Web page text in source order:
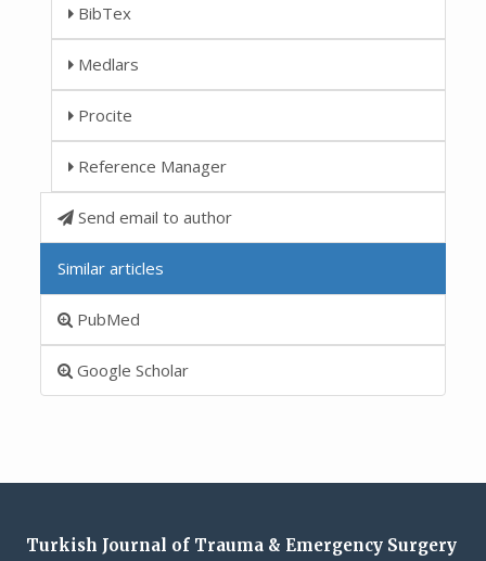
BibTex
Medlars
Procite
Reference Manager
Send email to author
Similar articles
PubMed
Google Scholar
Turkish Journal of Trauma & Emergency Surgery